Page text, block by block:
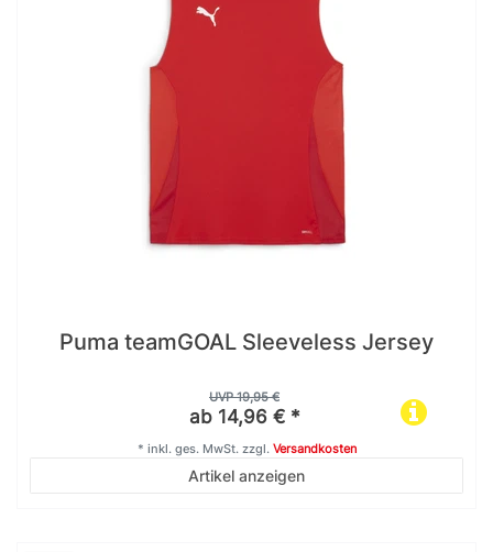
Puma teamGOAL Sleeveless Jersey
UVP 19,95 €
ab 14,96 € *
Artikel anzeigen
* inkl. ges. MwSt.zzgl. Versandkosten